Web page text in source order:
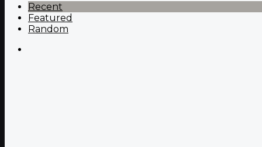
Recent
Featured
Random